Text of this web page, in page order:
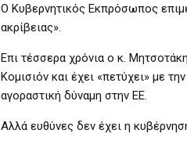
Ο Κυβερνητικός Εκπρόσωπος
ακρίβειας».
Επι τέσσερα χρόνια ο κ.
Κομισιόν και έχει «πετύχει» με
αγοραστική δύναμη στην ΕΕ.
Αλλά ευθύνες δεν έχει η